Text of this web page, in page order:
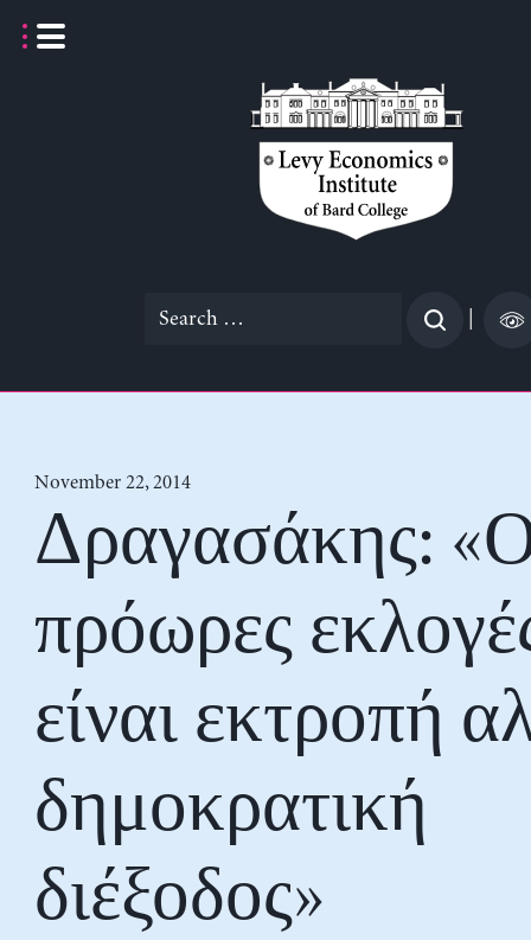
Search
November 22, 2014
Δραγασάκης:
πρόωρες
είναι εκτροπή
δημοκρατική
διέξοδος»